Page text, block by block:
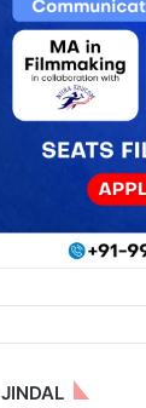
JINDAL